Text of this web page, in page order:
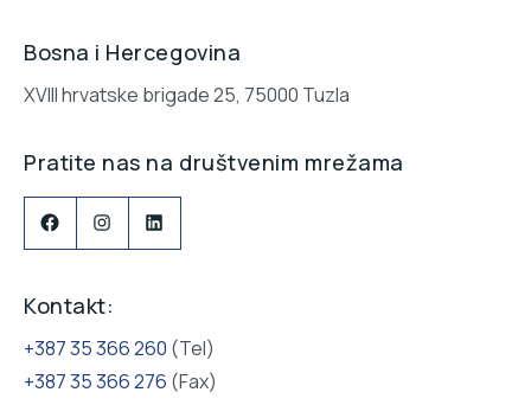
Bosna i Hercegovina
XVIII hrvatske brigade 25, 75000 Tuzla
Pratite nas na društvenim mrežama
Facebook
InstagramLinkedIn
Kontakt:
+387 35 366 260 (Tel)
+387 35 366 276 (Fax)